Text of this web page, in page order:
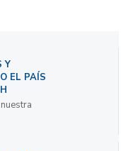
Y
EL PAÍS